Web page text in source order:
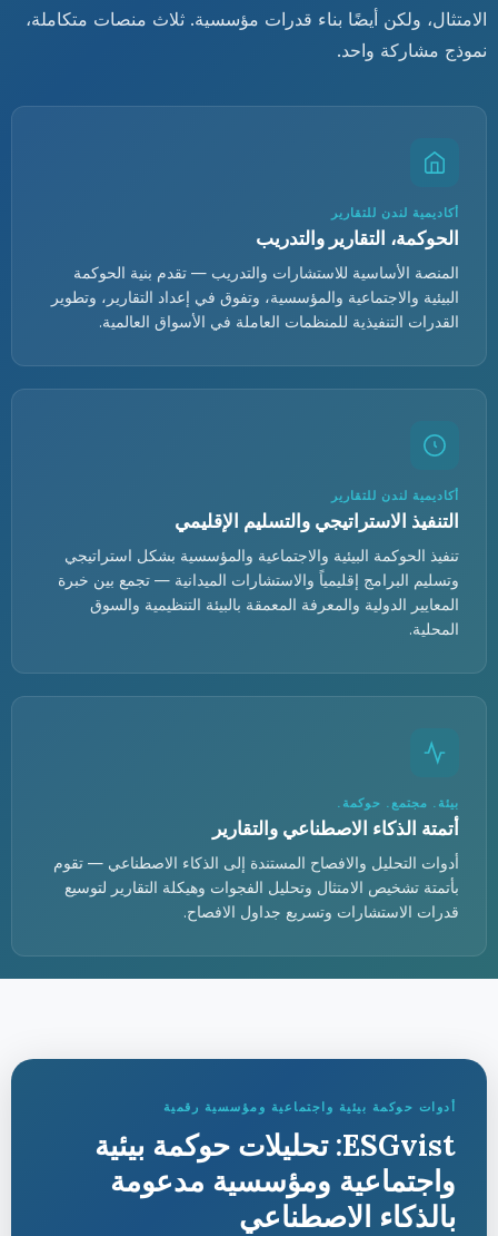
الامتثال، ولكن أيضًا بناء قدرات مؤسسية. ثلاث منصات متكاملة،
نموذج مشاركة واحد.
أكاديمية لندن للتقارير
الحوكمة، التقارير والتدريب
المنصة الأساسية للاستشارات والتدريب — تقدم بنية الحوكمة
البيئية والاجتماعية والمؤسسية، وتفوق في إعداد التقارير، وتطوير
القدرات التنفيذية للمنظمات العاملة في الأسواق العالمية.
أكاديمية لندن للتقارير
التنفيذ الاستراتيجي والتسليم الإقليمي
تنفيذ الحوكمة البيئية والاجتماعية والمؤسسية بشكل استراتيجي
وتسليم البرامج إقليمياً والاستشارات الميدانية — تجمع بين خبرة
المعايير الدولية والمعرفة المعمقة بالبيئة التنظيمية والسوق
المحلية.
بيئة. مجتمع. حوكمة.
أتمتة الذكاء الاصطناعي والتقارير
أدوات التحليل والافصاح المستندة إلى الذكاء الاصطناعي — تقوم
بأتمتة تشخيص الامتثال وتحليل الفجوات وهيكلة التقارير لتوسيع
قدرات الاستشارات وتسريع جداول الافصاح.
أدوات حوكمة بيئية واجتماعية ومؤسسية رقمية
ESGvist: تحليلات حوكمة بيئية
واجتماعية ومؤسسية مدعومة
بالذكاء الاصطناعي